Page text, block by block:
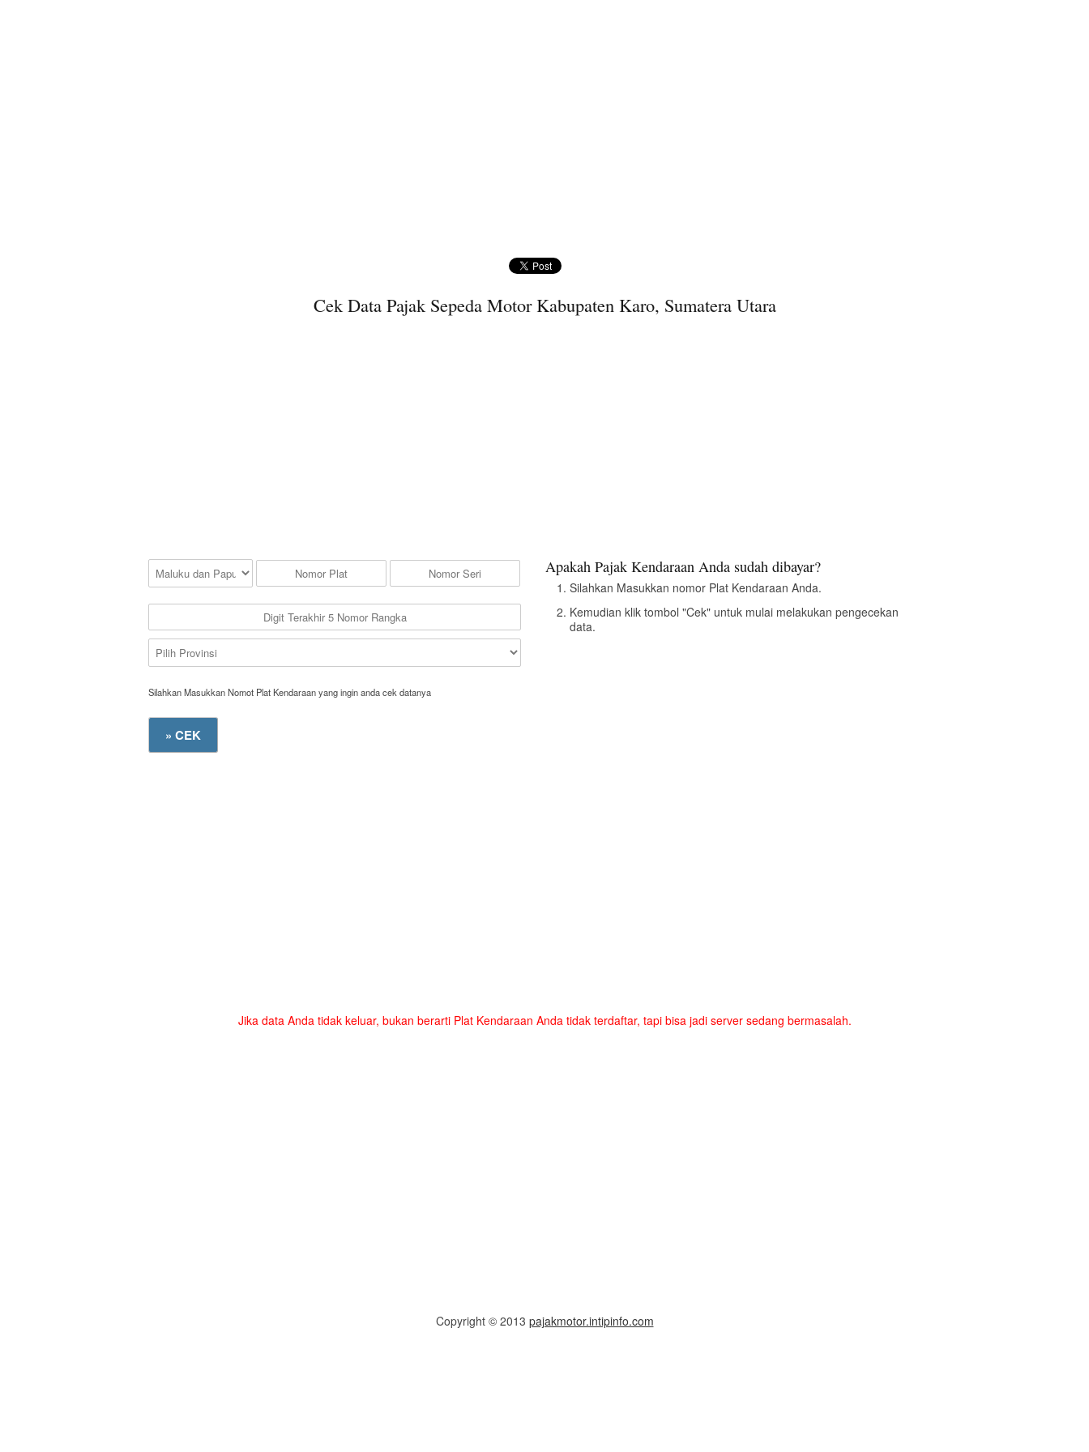
Cek Data Pajak Sepeda Motor Kabupaten Karo, Sumatera Utara
Silahkan Masukkan Nomot Plat Kendaraan yang ingin anda cek datanya
Apakah Pajak Kendaraan Anda sudah dibayar?
Silahkan Masukkan nomor Plat Kendaraan Anda.
Kemudian klik tombol "Cek" untuk mulai melakukan pengecekan
data.
Jika data Anda tidak keluar, bukan berarti Plat Kendaraan Anda tidak terdaftar, tapi bisa jadi server sedang bermasalah.
Copyright © 2013 pajakmotor.intipinfo.com